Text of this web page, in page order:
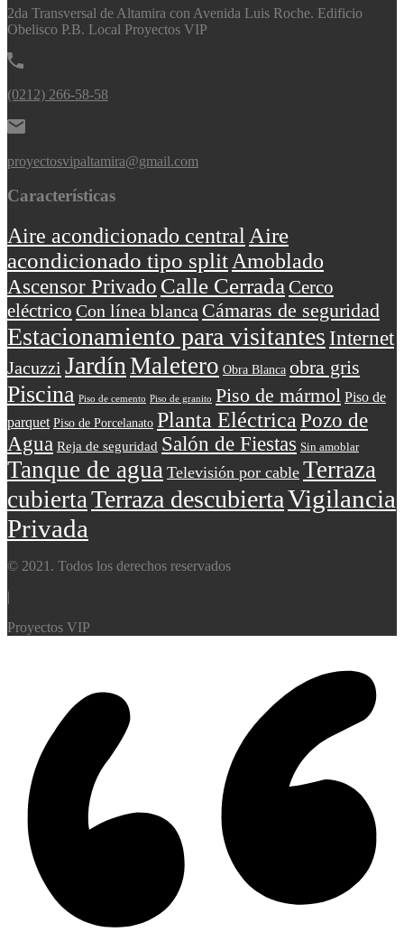
2da Transversal de Altamira con Avenida Luis Roche. Edificio
Obelisco P.B. Local Proyectos VIP
(0212) 266-58-58
proyectosvipaltamira@gmail.com
Características
Aire acondicionado central Aire
acondicionado tipo split Amoblado
Ascensor Privado Calle Cerrada Cerco
eléctrico Con línea blanca Cámaras de seguridad
Estacionamiento para visitantes Internet
Jacuzzi Jardín Maletero Obra Blanca obra gris
Piscina Piso de cemento Piso de granito Piso de mármol Piso de
parquet Piso de Porcelanato Planta Eléctrica Pozo de
Agua Reja de seguridad Salón de Fiestas Sin amoblar
Tanque de agua Televisión por cable Terraza
cubierta Terraza descubiertaVigilancia
Privada
© 2021. Todos los derechos reservados
|
Proyectos VIP